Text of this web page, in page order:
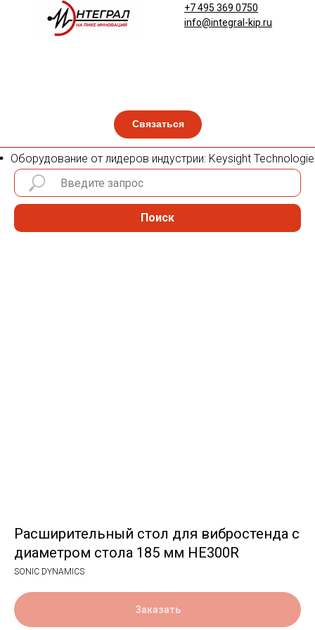
Связаться
+7 495 369 0750
info@integral-kip.ru
Оборудование от лидеров индустрии: Keysight
Поиск
Расширительный стол для вибростенда с
диаметром стола 185 мм HE300R
SONIC DYNAMICS
Заказать